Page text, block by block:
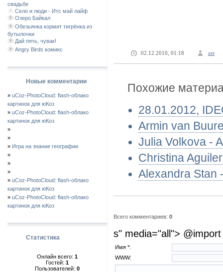
02.12.2010, 01:18 zet
Похожие
28.01.2012,
Armin van
Julia Volkova -
Christina
Alexandra Stan
Всего комментариев: 0
s" media="all">
Имя *:
WWW:
свадьбе
Село и люди - Итс май лайф
Озеро Байкал
Обезьянка кормит тигрёнка из
бутылочки
Дай пять, чувак!
Angry Birds комикс
Новые комментарии
» uCoz-PhotoCloud: flash-облако
картинок для юКоз
» uCoz-PhotoCloud: flash-облако
картинок для юКоз
»
»
» Игра на знание географии
»
»
»
» uCoz-PhotoCloud: flash-облако
картинок для юКоз
» uCoz-PhotoCloud: flash-облако
картинок для юКоз
Статистика
Онлайн всего: 1
Гостей: 1
Пользователей: 0